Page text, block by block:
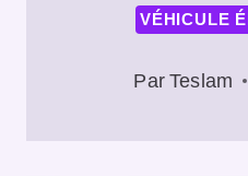
VÉHICULE
Par Teslam